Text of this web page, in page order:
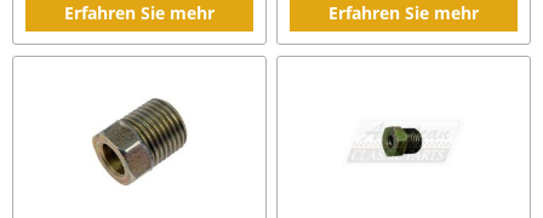
Erfahren Sie mehr Erfahren Sie mehr